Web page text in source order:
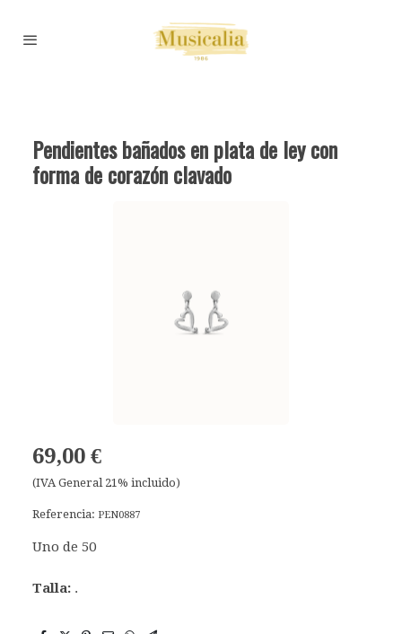
Pendientes bañados en plata de ley con
forma de corazón clavado
69,00 €
(IVA General 21% incluido)
Referencia: PEN0887
Uno de 50
Talla: .